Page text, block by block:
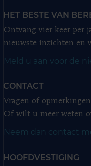
HET BESTE VAN
Ontvang vier keer per
nieuwste inzichten en
Meld u aan voor de
CONTACT
Vragen of
Of wilt u meer weten
Neem dan contact
HOOFDVESTIGING